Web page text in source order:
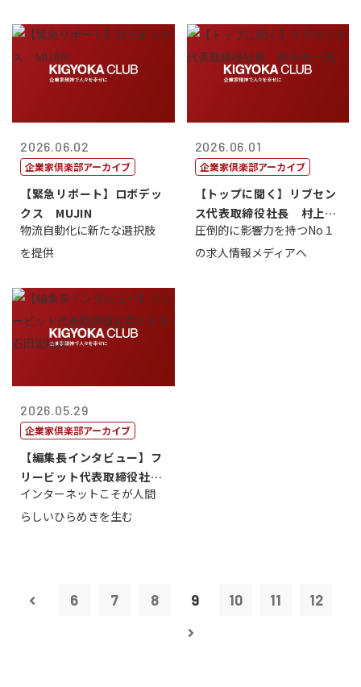
2026.06.02
企業家倶楽部アーカイブ
【緊急リポート】ロボデッ
クス MUJIN
物流自動化に新たな選択肢
を提供
2026.06.01
企業家倶楽部アーカイブ
【トップに聞く】リブセン
ス代表取締役社長 村上太
一 氏
圧倒的に影響力を持つNo１
の求人情報メディアへ
2026.05.29
企業家倶楽部アーカイブ
【編集長インタビュー】フ
リービット代表取締役社長
ＣＥＯ 石田...
インターネットこそが人間
らしいひらめきを生む
6 7 8 9 10 11 12